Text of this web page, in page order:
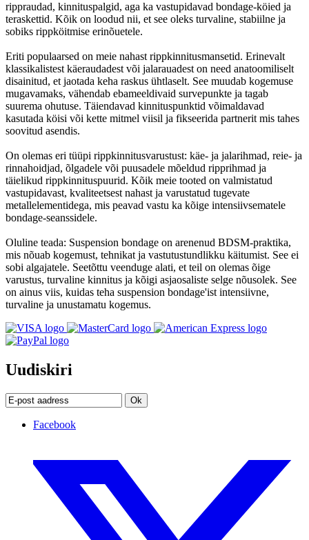
rippraudad, kinnituspalgid, aga ka vastupidavad bondage-köied ja
teraskettid. Kõik on loodud nii, et see oleks turvaline, stabiilne ja
sobiks rippköitmise erinõuetele.
Eriti populaarsed on meie nahast rippkinnitusmansetid. Erinevalt
klassikalistest käeraudadest või jalarauadest on need anatoomiliselt
disainitud, et jaotada keha raskus ühtlaselt. See muudab kogemuse
mugavamaks, vähendab ebameeldivaid survepunkte ja tagab
suurema ohutuse. Täiendavad kinnituspunktid võimaldavad
kasutada köisi või kette mitmel viisil ja fikseerida partnerit mis tahes
soovitud asendis.
On olemas eri tüüpi rippkinnitusvarustust: käe- ja jalarihmad, reie- ja
rinnahoidjad, õlgadele või puusadele mõeldud ripprihmad ja
täielikud rippkinnituspuurid. Kõik meie tooted on valmistatud
vastupidavast, kvaliteetsest nahast ja varustatud tugevate
metallelementidega, mis peavad vastu ka kõige intensiivsematele
bondage-seanssidele.
Oluline teada: Suspension bondage on arenenud BDSM-praktika,
mis nõuab kogemust, tehnikat ja vastutustundlikku käitumist. See ei
sobi algajatele. Seetõttu veenduge alati, et teil on olemas õige
varustus, turvaline kinnitus ja kõigi asjaosaliste selge nõusolek. See
on ainus viis, kuidas teha suspension bondage'ist intensiivne,
turvaline ja unustamatu kogemus.
Uudiskiri
Ok
Facebook